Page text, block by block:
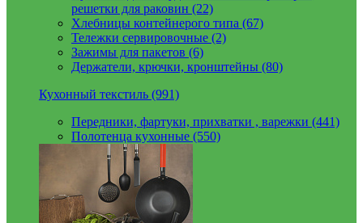
решетки для раковин (22)
Хлебницы контейнерого типа (67)
Тележки сервировочные (2)
Зажимы для пакетов (6)
Держатели, крючки, кронштейны (80)
Кухонный текстиль (991)
Передники, фартуки, прихватки , варежки (441)
Полотенца кухонные (550)